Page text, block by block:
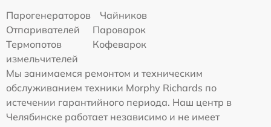
Парогенераторов
Чайников
Отпаривателей
Пароварок
Термопотов
Кофеварок
измельчителей
Мы занимаемся ремонтом и техническим
обслуживанием техники Morphy Richards по
истечении гарантийного периода. Наш центр в
Челябинске работает независимо и не имеет